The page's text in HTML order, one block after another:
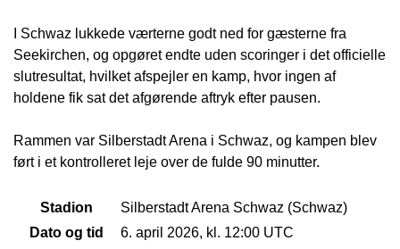
I Schwaz lukkede værterne godt ned for gæsterne fra
Seekirchen, og opgøret endte uden scoringer i det officielle
slutresultat, hvilket afspejler en kamp, hvor ingen af
holdene fik sat det afgørende aftryk efter pausen.
Rammen var Silberstadt Arena i Schwaz, og kampen blev
ført i et kontrolleret leje over de fulde 90 minutter.
Stadion
Silberstadt Arena Schwaz (Schwaz)
Dato og tid
6. april 2026, kl. 12:00 UTC